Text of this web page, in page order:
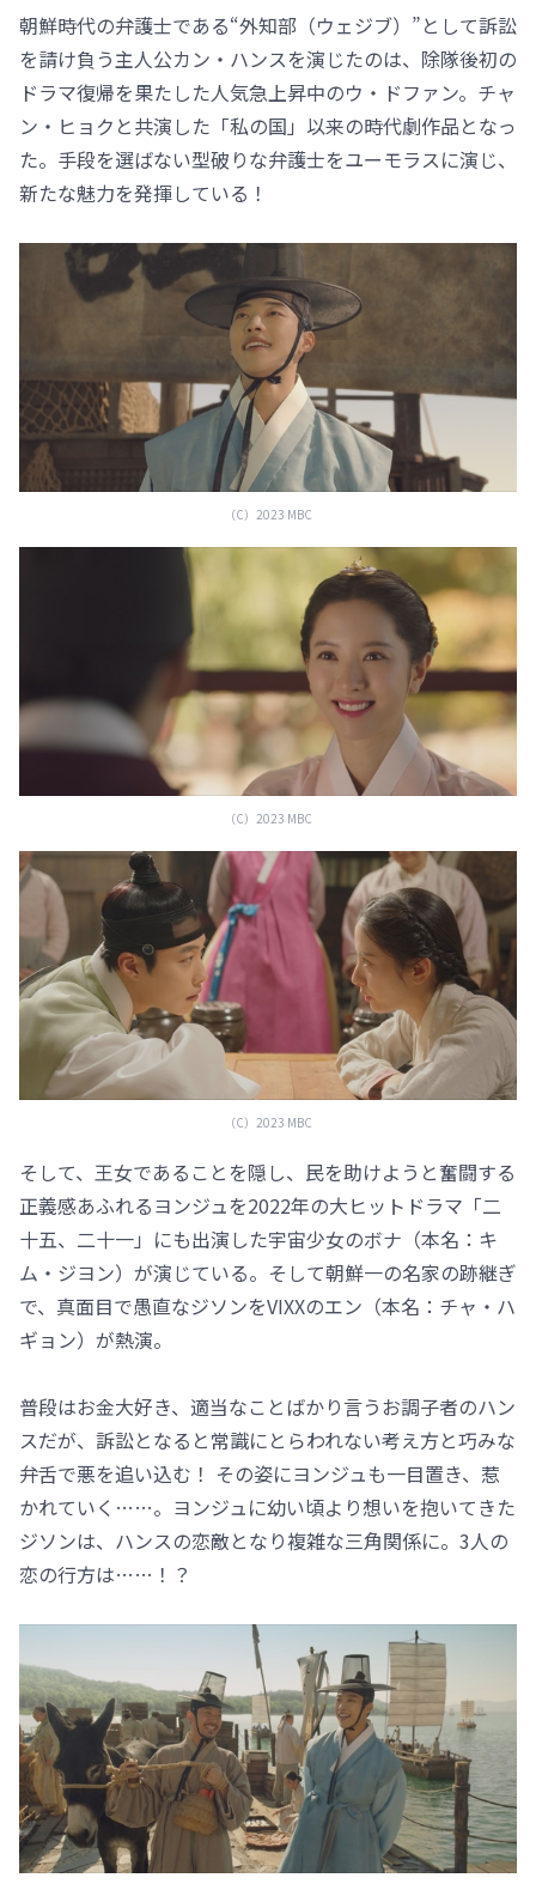
朝鮮時代の弁護士である“外知部（ウェジブ）”として訴訟
を請け負う主人公カン・ハンスを演じたのは、除隊後初の
ドラマ復帰を果たした人気急上昇中のウ・ドファン。チャ
ン・ヒョクと共演した「私の国」以来の時代劇作品となっ
た。手段を選ばない型破りな弁護士をユーモラスに演じ、
新たな魅力を発揮している！
（C）2023 MBC
（C）2023 MBC
（C）2023 MBC
そして、王女であることを隠し、民を助けようと奮闘する
正義感あふれるヨンジュを2022年の大ヒットドラマ「二
十五、二十一」にも出演した宇宙少女のボナ（本名：キ
ム・ジヨン）が演じている。そして朝鮮一の名家の跡継ぎ
で、真面目で愚直なジソンをVIXXのエン（本名：チャ・ハ
ギョン）が熱演。
普段はお金大好き、適当なことばかり言うお調子者のハン
スだが、訴訟となると常識にとらわれない考え方と巧みな
弁舌で悪を追い込む！ その姿にヨンジュも一目置き、惹
かれていく……。ヨンジュに幼い頃より想いを抱いてきた
ジソンは、ハンスの恋敵となり複雑な三角関係に。3人の
恋の行方は……！？